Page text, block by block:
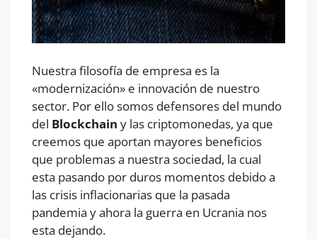
Nuestra filosofía de empresa es la
«modernización» e innovación de nuestro
sector. Por ello somos defensores del mundo
del Blockchain y las criptomonedas, ya que
creemos que aportan mayores beneficios
que problemas a nuestra sociedad, la cual
esta pasando por duros momentos debido a
las crisis inflacionarias que la pasada
pandemia y ahora la guerra en Ucrania nos
esta dejando.